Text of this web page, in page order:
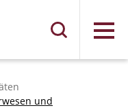
Menü
und